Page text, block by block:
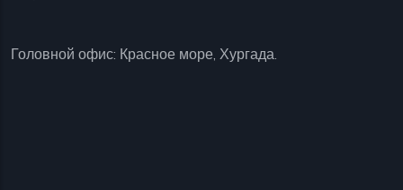
Головной офис: Красное море, Хургада.